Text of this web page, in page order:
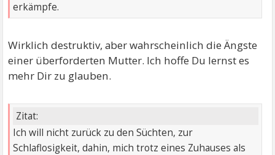
erkämpfe.
Wirklich destruktiv, aber wahrscheinlich die Ängste
einer überforderten Mutter. Ich hoffe Du lernst es
mehr Dir zu glauben.
Zitat:
Ich will nicht zurück zu den Süchten, zur
Schlaflosigkeit, dahin, mich trotz eines Zuhauses als